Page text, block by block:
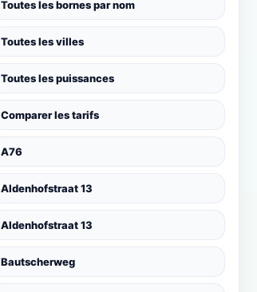
Toutes les bornes par nom
Toutes les villes
Toutes les puissances
Comparer les tarifs
A76
Aldenhofstraat 13
Aldenhofstraat 13
Bautscherweg